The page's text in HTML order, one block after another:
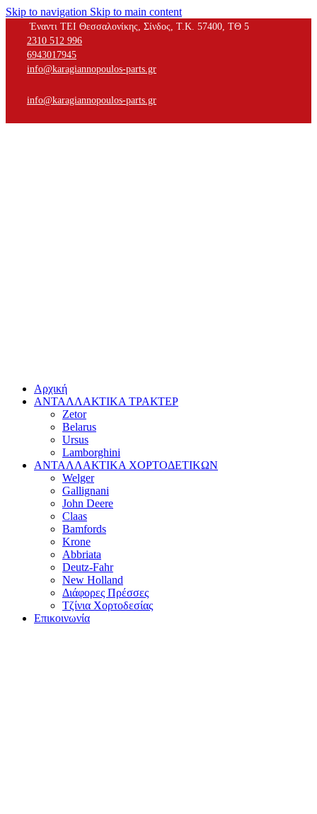
Skip to navigation Skip to main content
Έναντι ΤΕΙ Θεσσαλονίκης, Σίνδος, Τ.Κ. 57400, ΤΘ 5
2310 512 996
6943017945
info@karagiannopoulos-parts.gr
info@karagiannopoulos-parts.gr
Αρχική
ΑΝΤΑΛΛΑΚΤΙΚΑ ΤΡΑΚΤΕΡ
Zetor
Belarus
Ursus
Lamborghini
ΑΝΤΑΛΛΑΚΤΙΚΑ ΧΟΡΤΟΔΕΤΙΚΩΝ
Welger
Gallignani
John Deere
Claas
Bamfords
Krone
Abbriata
Deutz-Fahr
New Holland
Διάφορες Πρέσσες
Τζίνια Χορτοδεσίας
Επικοινωνία